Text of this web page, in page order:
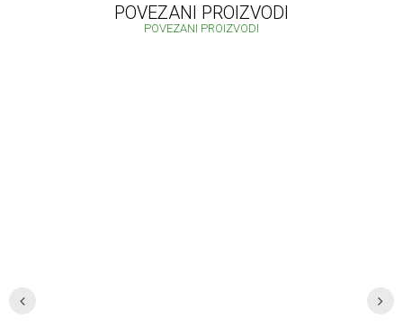
POVEZANI PROIZVODI
POVEZANI PROIZVODI